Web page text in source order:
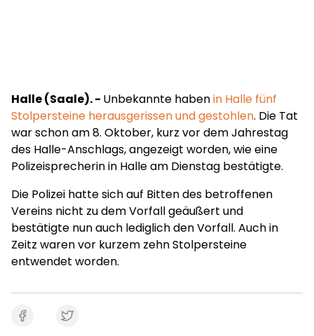
Halle (Saale). - Unbekannte habenin Halle fünf
Stolpersteine herausgerissen und gestohlen. Die Tat
war schon am 8. Oktober, kurz vor dem Jahrestag
des Halle-Anschlags, angezeigt worden, wie eine
Polizeisprecherin in Halle am Dienstag bestätigte.
Die Polizei hatte sich auf Bitten des betroffenen
Vereins nicht zu dem Vorfall geäußert und
bestätigte nun auch lediglich den Vorfall. Auch in
Zeitz waren vor kurzem zehn Stolpersteine
entwendet worden.